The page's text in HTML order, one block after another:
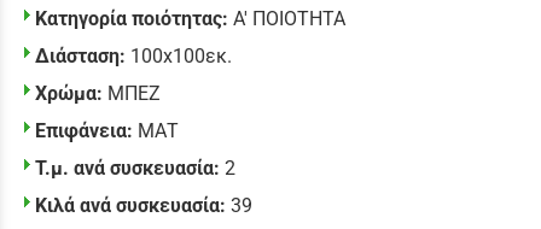
Κατηγορία ποιότητας: Α' ΠΟΙΟΤΗΤΑ
Διάσταση: 100x100εκ.
Χρώμα: ΜΠΕΖ
Επιφάνεια: ΜΑΤ
Τ.μ. ανά συσκευασία: 2
Κιλά ανά συσκευασία: 39